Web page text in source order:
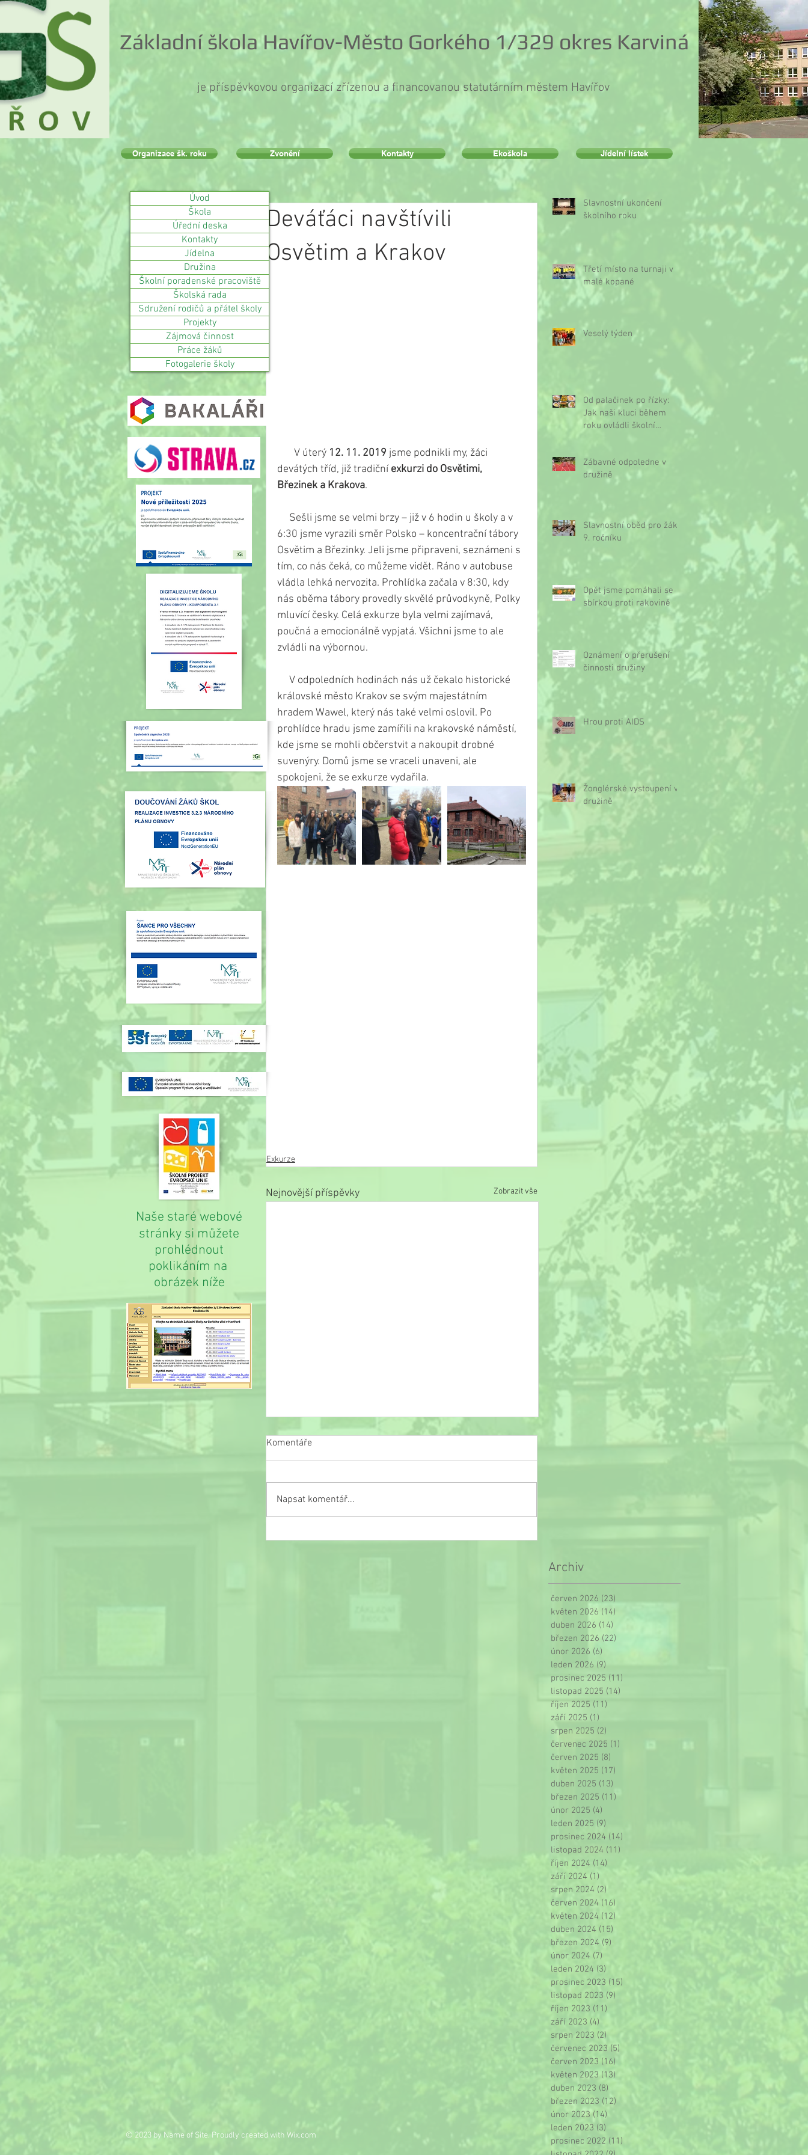
Základní škola Havířov-Město Gorkého 1/329 okres Karviná
je příspěvkovou organizací zřízenou a financovanou statutárním městem Havířov
Deváťáci navštívili
Osvětim a Krakov
       V úterý
12. 11. 2019 jsme podnikli my, žáci
devátých tříd, již tradiční exkurzi do Osvětimi,
Březinek a Krakova.
6:30 jsme vyrazili směr Polsko – koncentrační tábory
Osvětim a Březinky. Jeli jsme připraveni, seznámeni s
tím, co nás čeká, co můžeme vidět. Ráno v autobuse
vládla lehká nervozita. Prohlídka začala v 8:30, kdy
nás oběma tábory provedly skvělé průvodkyně, Polky
mluvící česky. Celá exkurze byla velmi zajímavá,
poučná a emocionálně vypjatá. Všichni jsme to ale
zvládli na výbornou.
královské město Krakov se svým majestátním
hradem Wawel, který nás také velmi oslovil. Po
prohlídce hradu jsme zamířili na krakovské náměstí,
kde jsme se mohli občerstvit a nakoupit drobné
suvenýry. Domů jsme se vraceli unaveni, ale
spokojeni, že se exkurze vydařila.
Exkurze
Nejnovější příspěvky Zobrazit vše
Komentáře
Napsat komentář...
Slavnostní ukončení
školního roku
Třetí místo na turnaji v
malé kopané
Veselý týden
Od palačinek po řízky:
Jak naši kluci během
roku ovládli školní
Zábavné odpoledne v
družině
Slavnostní oběd pro žáky
9. ročníku
Opět jsme pomáhali se
sbírkou proti rakovině
Oznámení o přerušení
činnosti družiny
Hrou proti AIDS
Žonglérské vystoupení v
družině
Archiv
červen 2026 (23)
květen 2026 (14)
duben 2026 (14)
březen 2026 (22)
únor 2026 (6)
leden 2026 (9)
prosinec 2025 (11)
listopad 2025 (14)
říjen 2025 (11)
září 2025 (1)
srpen 2025 (2)
červenec 2025 (1)
červen 2025 (8)
květen 2025 (17)
duben 2025 (13)
březen 2025 (11)
únor 2025 (4)
leden 2025 (9)
prosinec 2024 (14)
listopad 2024 (11)
říjen 2024 (14)
září 2024 (1)
srpen 2024 (2)
červen 2024 (16)
květen 2024 (12)
duben 2024 (15)
březen 2024 (9)
únor 2024 (7)
leden 2024 (3)
prosinec 2023 (15)
listopad 2023 (9)
říjen 2023 (11)
září 2023 (4)
srpen 2023 (2)
červenec 2023 (5)
červen 2023 (16)
květen 2023 (13)
duben 2023 (8)
březen 2023 (12)
únor 2023 (14)
leden 2023 (3)
prosinec 2022 (11)
Organizace šk. roku Zvonění Kontakty Ekoškola Jídelní lístek
Naše staré webové
stránky si můžete
prohlédnout
poklikáním na
obrázek níže
Úvod
Škola
Úřední deska
Kontakty
Jídelna
Družina
Školní poradenské pracoviště
Školská rada
Sdružení rodičů a přátel školy
Projekty
Zájmová činnost
Práce žáků
Fotogalerie školy
© 2023 by Name of Site. Proudly created with Wix.com